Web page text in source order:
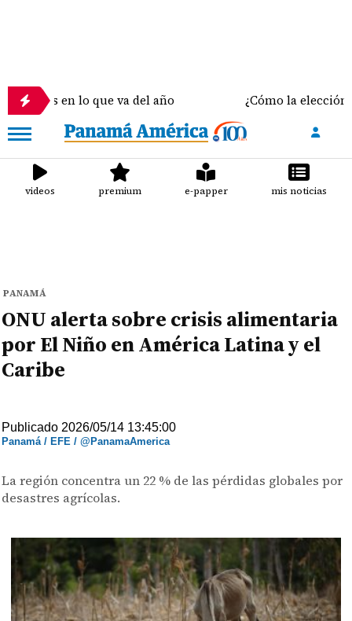
lo que va del año ¿Cómo la elección del
videos premium e-papper mis noticias
PANAMÁ
ONU alerta sobre crisis alimentaria
por El Niño en América Latina y el
Caribe
Publicado 2026/05/14 13:45:00
Panamá / EFE / @PanamaAmerica
La región concentra un 22 % de las pérdidas globales por
desastres agrícolas.